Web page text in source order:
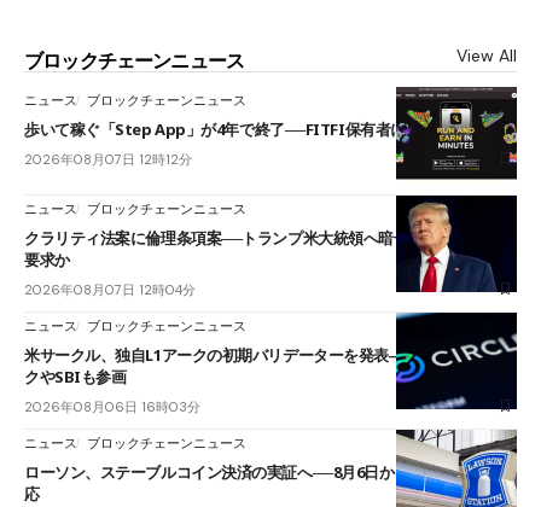
ブロックチェーンニュース View All
ニュース ブロックチェーンニュース
歩いて稼ぐ「Step App」が4年で終了──FITFI保有者に対応呼びかけ
2026年08月07日 12時12分
ニュース ブロックチェーンニュース
クラリティ法案に倫理条項案──トランプ米大統領へ暗号資産事業の売却
要求か
2026年08月07日 12時04分
ニュース ブロックチェーンニュース
米サークル、独自L1アークの初期バリデーターを発表――ブラックロッ
クやSBIも参画
2026年08月06日 16時03分
ニュース ブロックチェーンニュース
ローソン、ステーブルコイン決済の実証へ──8月6日からJPYCやUSDC対
応